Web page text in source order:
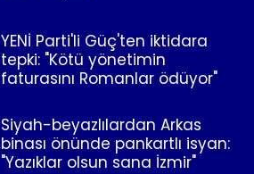
YENİ Parti'li Güç'ten iktidara
tepki: "Kötü yönetimin
faturasını Romanlar ödüyor"
Siyah-beyazlılardan Arkas
binası önünde pankartlı isyan:
"Yazıklar olsun sana İzmir"